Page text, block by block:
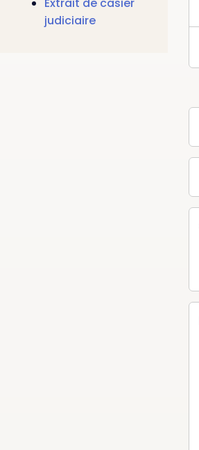
judiciaire